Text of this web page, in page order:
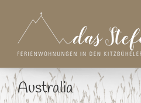
springen
Australia